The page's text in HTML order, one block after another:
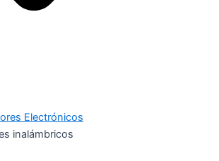
Electrónicos
inalámbricos